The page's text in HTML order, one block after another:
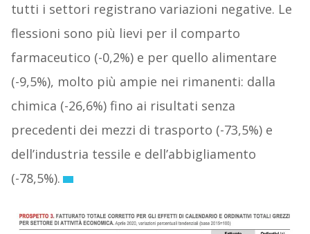
tutti i settori registrano variazioni negative. Le
flessioni sono più lievi per il comparto
farmaceutico (-0,2%) e per quello alimentare
(-9,5%), molto più ampie nei rimanenti: dalla
chimica (-26,6%) fino ai risultati senza
precedenti dei mezzi di trasporto (-73,5%) e
dell’industria tessile e dell’abbigliamento
(-78,5%).